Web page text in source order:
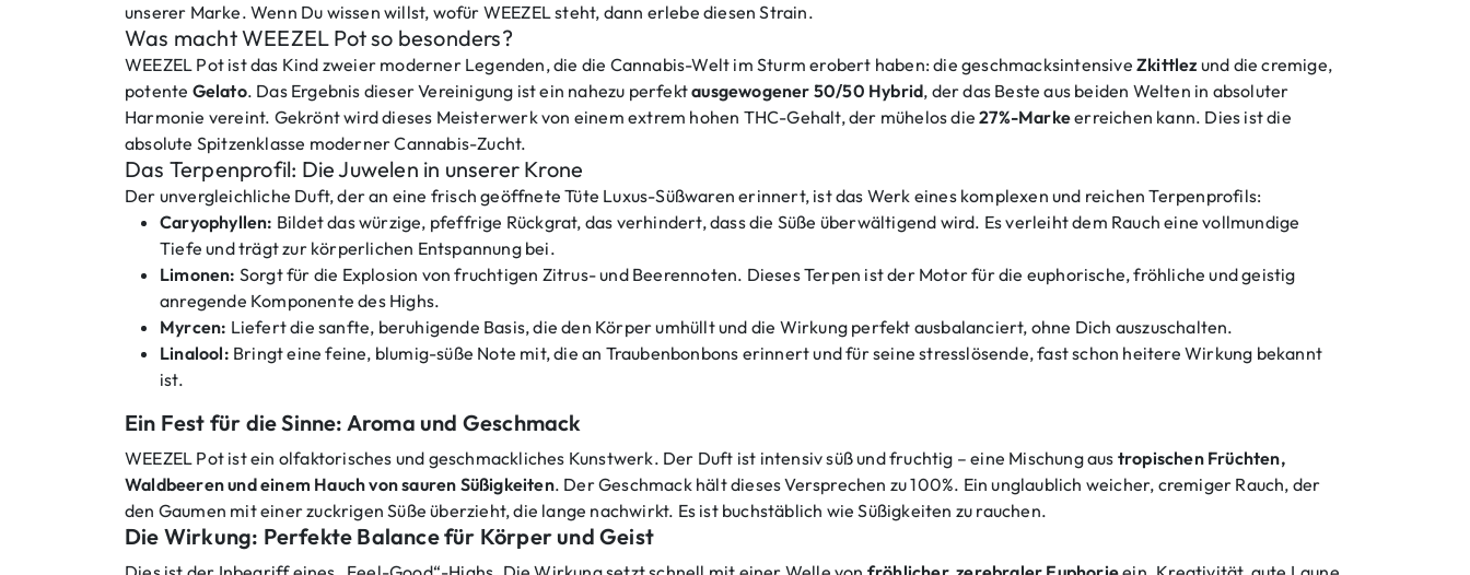
unserer Marke. Wenn Du wissen willst, wofür WEEZEL steht, dann erlebe diesen Strain.
Was macht WEEZEL Pot so besonders?
WEEZEL Pot ist das Kind zweier moderner Legenden, die die Cannabis-Welt im Sturm erobert haben: die geschmacksintensive Zkittlez und die cremige,
potente Gelato. Das Ergebnis dieser Vereinigung ist ein nahezu perfektausgewogener 50/50 Hybrid, der das Beste aus beiden Welten in absoluter
Harmonie vereint. Gekrönt wird dieses Meisterwerk von einem extrem hohen THC-Gehalt, der mühelos die27%-Markeerreichen kann. Dies ist die
absolute Spitzenklasse moderner Cannabis-Zucht.
Das Terpenprofil: Die Juwelen in unserer Krone
Der unvergleichliche Duft, der an eine frisch geöffnete Tüte Luxus-Süßwaren erinnert, ist das Werk eines komplexen und reichen Terpenprofils:
Caryophyllen: Bildet das würzige, pfeffrige Rückgrat, das verhindert, dass die Süße überwältigend wird. Es verleiht dem Rauch eine vollmundige
Tiefe und trägt zur körperlichen Entspannung bei.
Limonen: Sorgt für die Explosion von fruchtigen Zitrus- und Beerennoten. Dieses Terpen ist der Motor für die euphorische, fröhliche und geistig
anregende Komponente des Highs.
Myrcen: Liefert die sanfte, beruhigende Basis, die den Körper umhüllt und die Wirkung perfekt ausbalanciert, ohne Dich auszuschalten.
Linalool: Bringt eine feine, blumig-süße Note mit, die an Traubenbonbons erinnert und für seine stresslösende, fast schon heitere Wirkung bekannt
ist.
Ein Fest für die Sinne: Aroma und Geschmack
WEEZEL Pot ist ein olfaktorisches und geschmackliches Kunstwerk. Der Duft ist intensiv süß und fruchtig – eine Mischung aus tropischen Früchten,
Waldbeeren und einem Hauch von sauren Süßigkeiten. Der Geschmack hält dieses Versprechen zu 100%. Ein unglaublich weicher, cremiger Rauch, der
den Gaumen mit einer zuckrigen Süße überzieht, die lange nachwirkt. Es ist buchstäblich wie Süßigkeiten zu rauchen.
Die Wirkung: Perfekte Balance für Körper und Geist